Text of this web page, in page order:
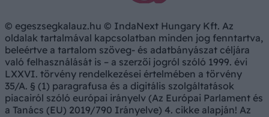
© egeszsegkalauz.hu © IndaNext Hungary Kft. Az
oldalak tartalmával kapcsolatban minden jog fenntartva,
beleértve a tartalom szöveg- és adatbányászat céljára
való felhasználását is – a szerzői jogról szóló 1999. évi
LXXVI. törvény rendelkezései értelmében a törvény
35/A. § (1) paragrafusa és a digitális szolgáltatások
piacairól szóló európai irányelv (Az Európai Parlament és
a Tanács (EU) 2019/790 Irányelve) 4. cikke alapján! Az